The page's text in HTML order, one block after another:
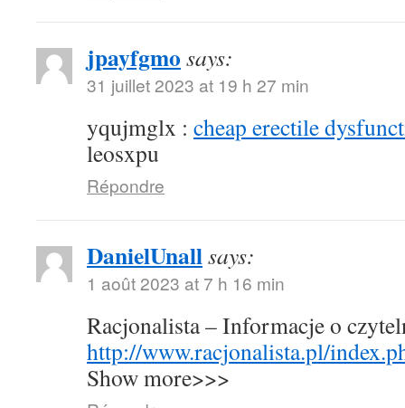
jpayfgmo says:
31 juillet 2023 at 19 h 27 min
yqujmglx : cheap erectile
leosxpu
Répondre
DanielUnallsays:
1 août 2023 at 7 h 16 min
Racjonalista – Informacje o
http://www.racjonalista.pl/
Show more>>>